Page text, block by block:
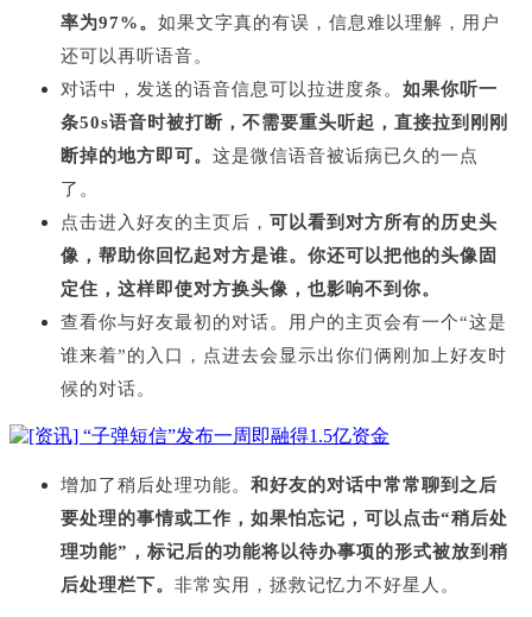
率为97%。如果文字真的有误，信息难以理解，用户
还可以再听语音。
对话中，发送的语音信息可以拉进度条。如果你听一
条50s语音时被打断，不需要重头听起，直接拉到刚刚
断掉的地方即可。这是微信语音被诟病已久的一点
了。
点击进入好友的主页后，可以看到对方所有的历史头
像，帮助你回忆起对方是谁。你还可以把他的头像固
定住，这样即使对方换头像，也影响不到你。
查看你与好友最初的对话。用户的主页会有一个“这是
谁来着”的入口，点进去会显示出你们俩刚加上好友时
候的对话。
增加了稍后处理功能。和好友的对话中常常聊到之后
要处理的事情或工作，如果怕忘记，可以点击“稍后处
理功能”，标记后的功能将以待办事项的形式被放到稍
后处理栏下。非常实用，拯救记忆力不好星人。